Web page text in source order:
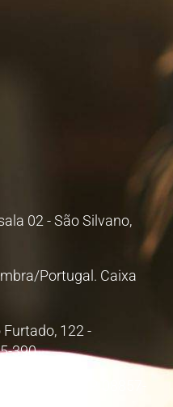
02 - São Silvano,
Portugal. Caixa
Furtado, 122 -
390
São Paulo/SP. 08857-